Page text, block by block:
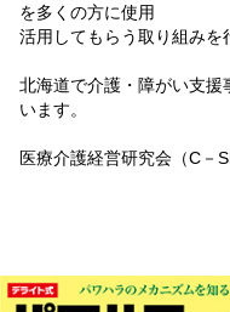
を多くの方に使用
活用してもらう取り組みを
北海道で介護・障がい支援
います。
医療介護経営研究会（C